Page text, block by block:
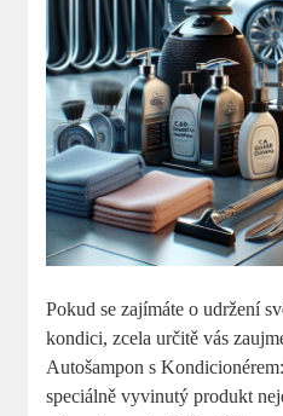
Pokud se zajímáte o udržení
kondici, zcela určitě vás
Autošampon s
speciálně vyvinutý produkt